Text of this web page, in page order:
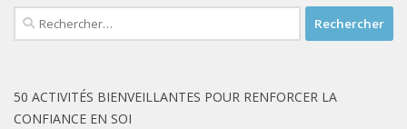
Rechercher :
50 ACTIVITÉS BIENVEILLANTES POUR RENFORCER LA
CONFIANCE EN SOI